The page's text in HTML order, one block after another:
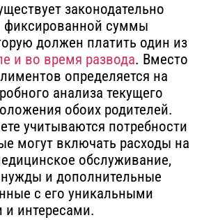
законодательно
фиксированной суммы
должен платить один из
и во время развода. Вместо
определяется на
анализа текущего
обоих родителей.
учитываются потребности
могут включать расходы на
обслуживание,
и дополнительные
с его уникальными
и интересами.